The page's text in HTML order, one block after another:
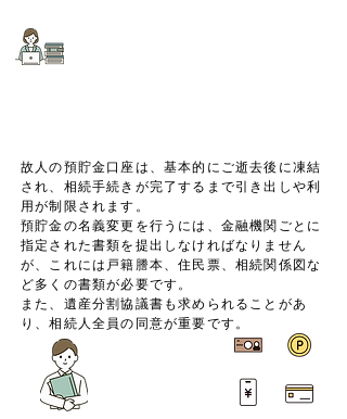
故人の預貯金口座は、基本的にご逝去後に凍結
され、相続手続きが完了するまで引き出しや利
用が制限されます。
預貯金の名義変更を行うには、金融機関ごとに
指定された書類を提出しなければなりません
が、これには戸籍謄本、住民票、相続関係図な
ど多くの書類が必要です。
また、遺産分割協議書も求められることがあ
り、相続人全員の同意が重要です。